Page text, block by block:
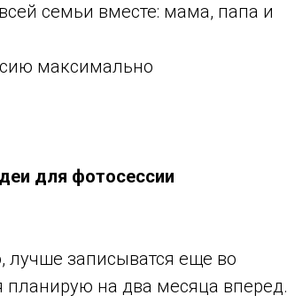
семьи вместе: мама, папа и
максимально
для фотосессии
лучше записыватся еще во
на два месяца вперед.